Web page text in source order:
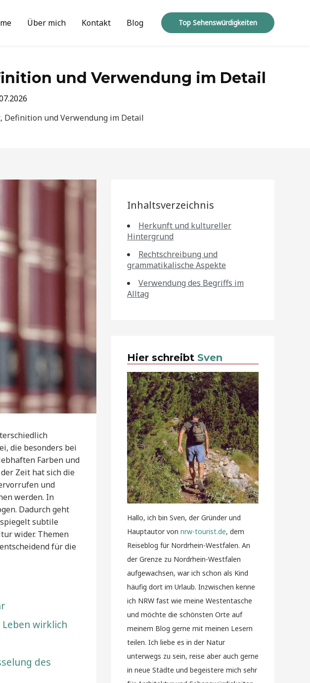
Über mich Kontakt Blog Top Sehenswürdigkeiten
und Verwendung im Detail
Definition und Verwendung im Detail
die besonders bei
Farben und
Zeit hat sich die
und
werden. In
Dadurch geht
subtile
wider. Themen
für die
wirklich
des
Inhaltsverzeichnis
Herkunft und kultureller
Hintergrund
Rechtschreibung und
grammatikalische Aspekte
Verwendung des Begriffs im
Alltag
Hier schreibt Sven
Hallo, ich bin Sven, der Gründer und
Hauptautor von nrw-tourist.de, dem
Reiseblog für Nordrhein-Westfalen. An
der Grenze zu Nordrhein-Westfalen
aufgewachsen, war ich schon als Kind
häufig dort im Urlaub. Inzwischen kenne
ich NRW fast wie meine Westentasche
und möchte die schönsten Orte auf
meinem Blog gerne mit meinen Lesern
teilen. Ich liebe es in der Natur
unterwegs zu sein, reise aber auch gerne
in neue Städte und begeistere mich sehr